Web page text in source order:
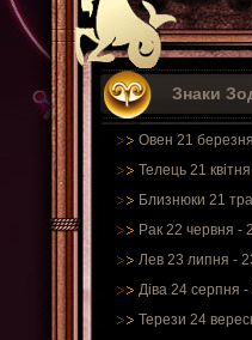
Знаки
Овен 21 березня
Телець 21
Близнюки 21
Рак 22 червня -
Лев 23 липня -
Діва 24 серпня
Терези 24